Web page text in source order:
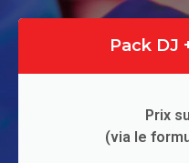
Pack DJ
Prix
(via le